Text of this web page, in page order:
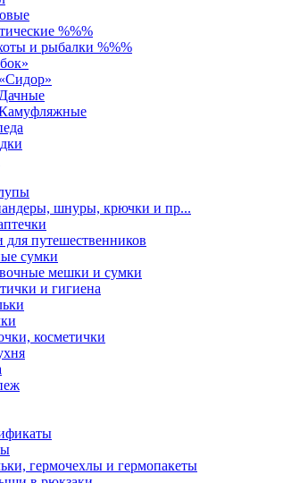
%%%
и рыбалки %%%
«Сидор»
Дачные
шнуры, крючки и пр...
путешественников
сумки
мешки и сумки
и гигиена
косметички
гермочехлы и гермопакеты